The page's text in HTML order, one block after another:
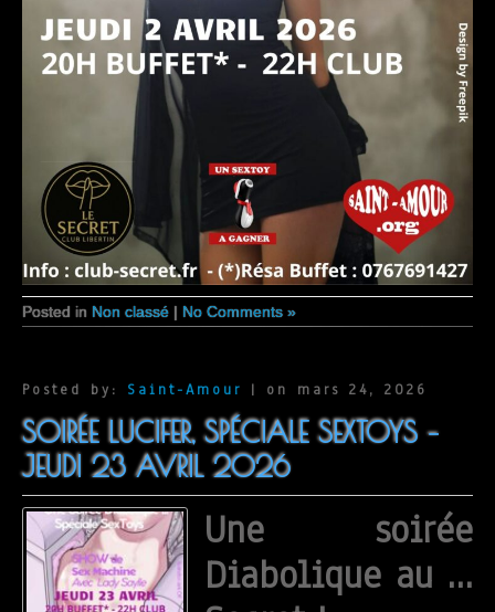
Posted in Non classé | No Comments »
Posted by: Saint-Amour | on mars 24, 2026
SOIRÉE LUCIFER, SPÉCIALE SEXTOYS –
JEUDI 23 AVRIL 2026
Une soirée
Diabolique au …